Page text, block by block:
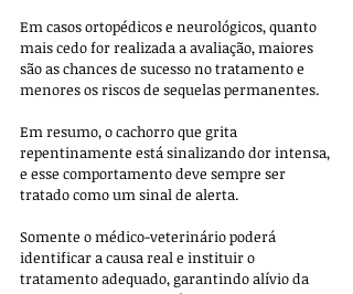
Em casos ortopédicos e neurológicos, quanto
mais cedo for realizada a avaliação, maiores
são as chances de sucesso no tratamento e
menores os riscos de sequelas permanentes.
Em resumo, o cachorro que grita
repentinamente está sinalizando dor intensa,
e esse comportamento deve sempre ser
tratado como um sinal de alerta.
Somente o médico-veterinário poderá
identificar a causa real e instituir o
tratamento adequado, garantindo alívio da